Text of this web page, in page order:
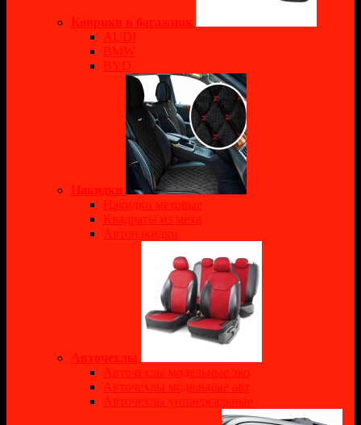
Коврики в багажник
AUDI
BMW
BYD
Накидки
Накидки меховые
Квадраты из меха
Автонакидки
Авточехлы
Авточехлы модельные эко
Авточехлы модельные авт
Авточехлы универсальные